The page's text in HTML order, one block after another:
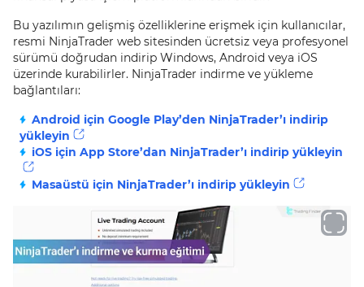
Bu yazılımın gelişmiş özelliklerine erişmek için kullanıcılar,
resmi NinjaTrader web sitesinden ücretsiz veya profesyonel
sürümü doğrudan indirip Windows, Android veya iOS
üzerinde kurabilirler. NinjaTrader indirme ve yükleme
bağlantıları:
Android için Google Play’den NinjaTrader’ı indirip
yükleyin
iOS için App Store’dan NinjaTrader’ı indirip yükleyin
Masaüstü için NinjaTrader’ı indirip yükleyin